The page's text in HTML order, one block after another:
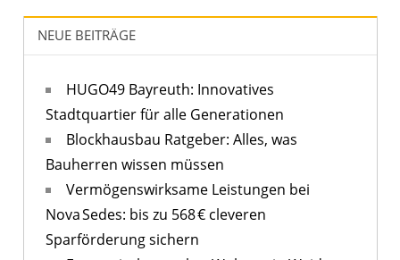
NEUE BEITRÄGE
HUGO49 Bayreuth: Innovatives
Stadtquartier für alle Generationen
Blockhausbau Ratgeber: Alles, was
Bauherren wissen müssen
Vermögenswirksame Leistungen bei
Nova Sedes: bis zu 568 € cleveren
Sparförderung sichern